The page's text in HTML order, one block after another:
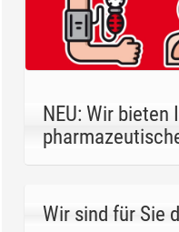
NEU: Wir
Wir sind für Sie